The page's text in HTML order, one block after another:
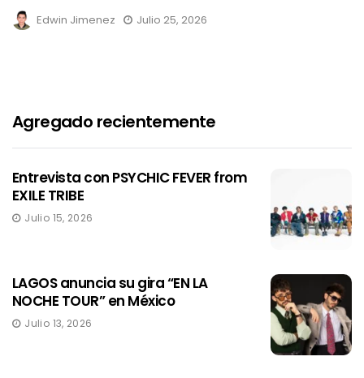
Edwin Jimenez Julio 25, 2026
Agregado recientemente
Entrevista con PSYCHIC FEVER from
EXILE TRIBE
Julio 15, 2026
LAGOS anuncia su gira “EN LA
NOCHE TOUR” en México
Julio 13, 2026